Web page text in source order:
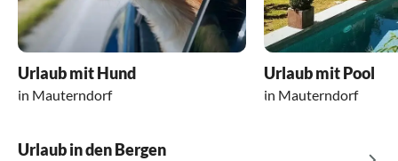
umliegenden Berge.
Vom Haus führt ein schöner Wanderweg in
Supermarkt und Restaurants sind mit dem
Der Kontakt mit dem Gastgeber war sehr
Urlaub mit Hund
in Mauterndorf
Urlaub mit Pool
in Mauterndorf
Urlaub in den Bergen